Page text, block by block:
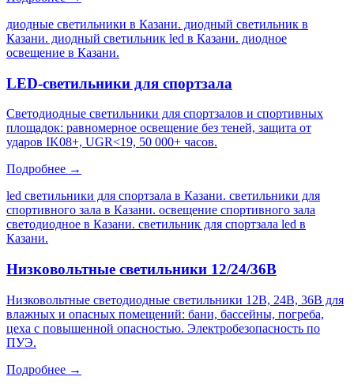
диодные светильники в Казани. диодный светильник в
Казани. диодный светильник led в Казани. диодное
освещение в Казани.
LED-светильники для спортзала
Светодиодные светильники для спортзалов и спортивных
площадок: равномерное освещение без теней, защита от
ударов IK08+, UGR<19, 50 000+ часов.
Подробнее →
led светильники для спортзала в Казани. светильники для
спортивного зала в Казани. освещение спортивного зала
светодиодное в Казани. светильник для спортзала led в
Казани.
Низковольтные светильники 12/24/36В
Низковольтные светодиодные светильники 12В, 24В, 36В для
влажных и опасных помещений: бани, бассейны, погреба,
цеха с повышенной опасностью. Электробезопасность по
ПУЭ.
Подробнее →